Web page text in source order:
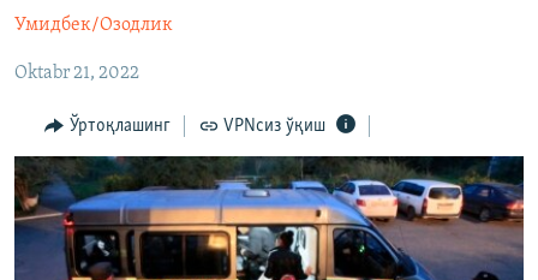
ИЖТИМОИЙ ТАРМОҚЛАР
Озодлик бошқа тилларда
Умидбек/Озодлик
Oktabr 21, 2022
Ўртоқлашинг VPNсиз ўқиш